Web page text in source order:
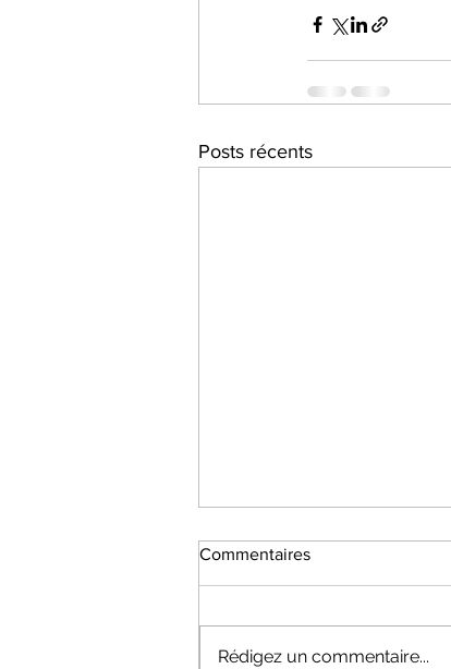
Posts récents
Commentaires
Rédigez un commentaire...